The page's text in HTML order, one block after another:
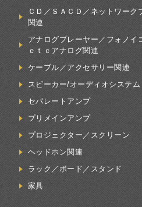
ＣＤ／ＳＡＣＤ／ネットワーク
関連
アナログプレーヤー／フォノイ
ｅｔｃアナログ関連
ケーブル／アクセサリー関連
スピーカー/オーディオシステム
セパレートアンプ
プリメインアンプ
プロジェクター／スクリーン
ヘッドホン関連
ラック／ボード／スタンド
家具